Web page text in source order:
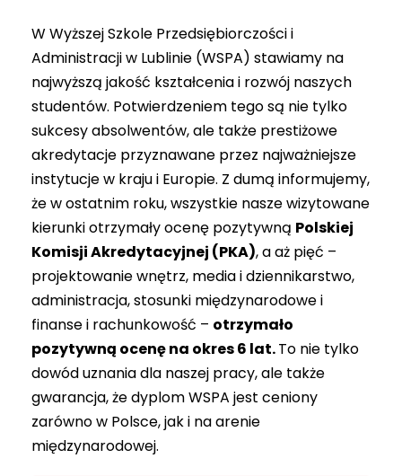
W Wyższej Szkole Przedsiębiorczości i
Administracji w Lublinie (WSPA) stawiamy na
najwyższą jakość kształcenia i rozwój naszych
studentów. Potwierdzeniem tego są nie tylko
sukcesy absolwentów, ale także prestiżowe
akredytacje przyznawane przez najważniejsze
instytucje w kraju i Europie. Z dumą informujemy,
że w ostatnim roku, wszystkie nasze wizytowane
kierunki otrzymały ocenę pozytywną Polskiej
Komisji Akredytacyjnej (PKA), a aż pięć –
projektowanie wnętrz, media i dziennikarstwo,
administracja, stosunki międzynarodowe i
finanse i rachunkowość – otrzymało
pozytywną ocenę na okres 6 lat.To nie tylko
dowód uznania dla naszej pracy, ale także
gwarancja, że dyplom WSPA jest ceniony
zarówno w Polsce, jak i na arenie
międzynarodowej.